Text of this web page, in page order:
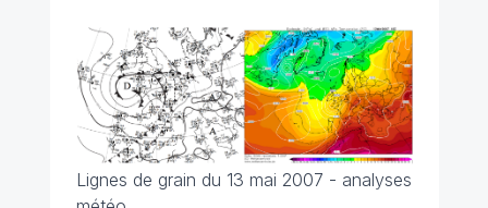
Lignes de grain du 13 mai 2007 - analyses